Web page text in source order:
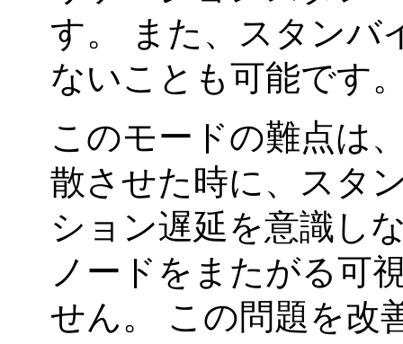
す。 また、スタンバ
ないことも可能です
このモードの難点は
散させた時に、スタ
ション遅延を意識し
ノードをまたがる可
せん。 この問題を改